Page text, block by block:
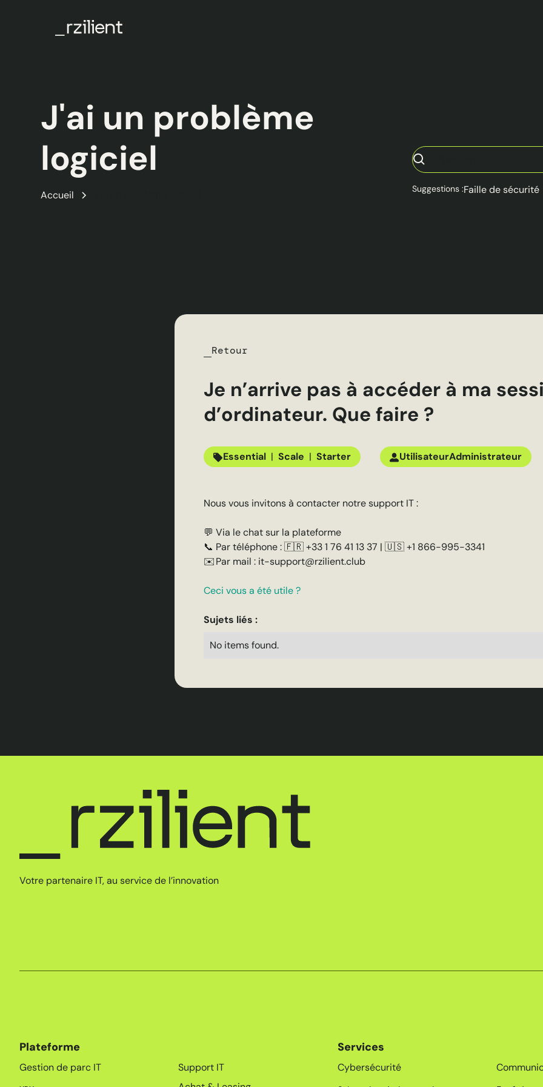
J'ai un problème
logiciel
Accueil Suggestions :Faille de sécurité
Retour
Je n’arrive pas à accéder à ma
d’ordinateur. Que faire ?
Essential | Scale | Starter UtilisateurAdministrateur
Nous vous invitons à contacter notre support IT :
💬 Via le chat sur la plateforme
📞 Par téléphone : 🇫🇷 +33 1 76 41 13 37 | 🇺🇸 +1 866-995-3341
✉️ Par mail : it-support@rzilient.club
Ceci vous a été utile ?
Sujets liés :
No items found.
Votre partenaire IT, au service de l’innovation
Plateforme
Gestion de parc IT
Support IT
Services
Cybersécurité